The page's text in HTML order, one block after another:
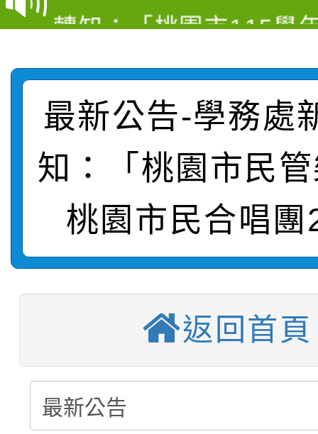
結果(第12招)
賽及師生本土語及新住
轉知：「桃園市115學
動辦法」
轉知臺中市政府政風處
城市手牽手，綠能透明
畫影片一案
轉知：「115學年度全
劇比賽實施要點」及修
表
轉知：桃園市115年度
敬師藝文競賽』實施計
【甄選結果(第11招)】
學年度第1學期第7次代
結果(第11招)
【甄選結果(第3招)】
學年度第1學期第9次代
結果(第3招)
【甄選結果(第4招)】
學年度第1學期第9次
結果(第4招)
【甄選結果(第12招)】
學年度第1學期第7次代
結果(第12招)
轉知：桃園市115學年
賽及師生本土語及新住
轉知：「桃園市115學
最新公告-學務處
知：「桃園市民
桃園市民合唱
返回首頁